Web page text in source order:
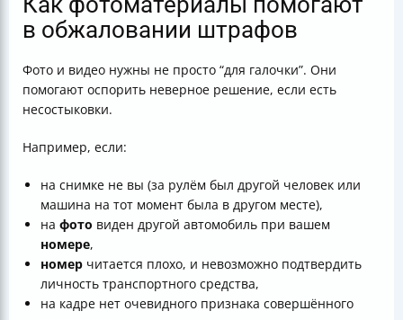
в обжаловании штрафов
Фото и видео нужны не просто “для галочки”. Они
помогают оспорить неверное решение, если есть
несостыковки.
Например, если:
на снимке не вы (за рулём был другой человек или
машина на тот момент была в другом месте),
на фото виден другой автомобиль при вашем
номере,
номер читается плохо, и невозможно подтвердить
личность транспортного средства,
на кадре нет очевидного признака совершённого